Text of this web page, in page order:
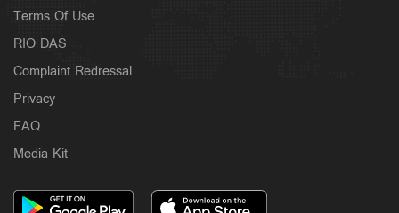
Terms Of Use
RIO DAS
Complaint Redressal
Privacy
FAQ
Media Kit